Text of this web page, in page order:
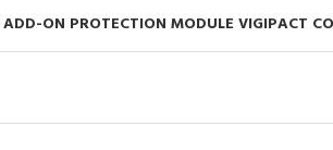
ADD-ON PROTECTION MODULE VIGIPACT